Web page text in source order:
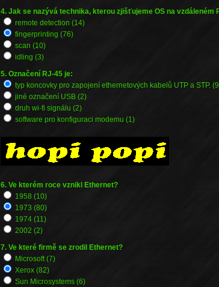
4. Jak se nazývá technika, kterou zjišťujeme OS na vzdáleném
remote detection (14)
fingerprinting (76)
scan (10)
idling (3)
5. Označení RJ-45 je:
typ koncovky pro zapojení ethernetových kabelů UTP a STP.
jiné označení USB (2)
druh wi-fi signálu (2)
software pro konfiguraci modemu (1)
6. Ve kterém roce vznikl Ethernet?
1958 (10)
1973 (80)
1974 (11)
2002 (2)
7. Ve které firmě se zrodil Ethernet?
Microsoft (7)
Xerox (82)
Sun Microsystems (6)